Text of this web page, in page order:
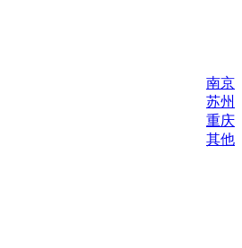
南京
苏州
重庆
其他